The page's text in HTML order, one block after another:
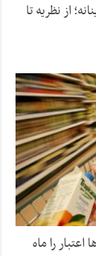
از نظریه تا
را ماه